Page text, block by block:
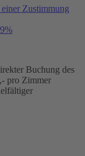
Zustimmung
Buchung des
pro Zimmer